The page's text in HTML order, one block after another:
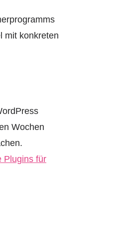
mit konkreten
Wochen
Plugins für